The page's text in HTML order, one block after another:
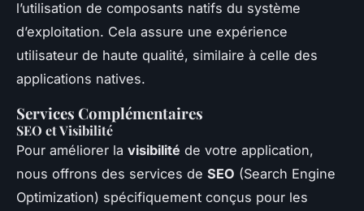
l’utilisation de composants natifs du système
d’exploitation. Cela assure une expérience
utilisateur de haute qualité, similaire à celle des
applications natives.
Services Complémentaires
SEO et Visibilité
Pour améliorer la visibilité de votre application,
nous offrons des services de SEO (Search Engine
Optimization) spécifiquement conçus pour les